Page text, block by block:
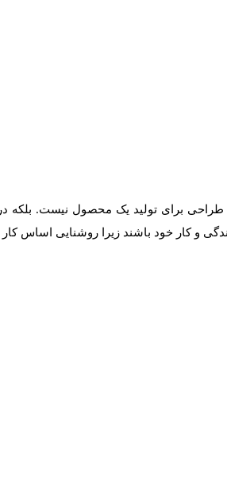
برای تولید یک محصول نیست. بلکه
و کار خود باشند زیرا روشنایی اساس